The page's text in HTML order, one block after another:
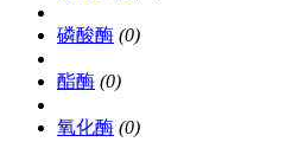
磷酸酶 (0)
酯酶 (0)
氧化酶 (0)